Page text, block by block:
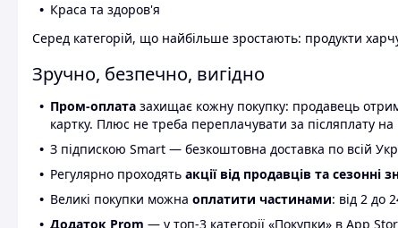
Краса та здоров'я
Серед категорій, що найбільше зростають: продукти
Зручно, безпечно, вигідно
Пром-оплата захищає кожну покупку: продавець
картку. Плюс не треба переплачувати за післяплату на
З підпискою Smart — безкоштовна доставка по всій
Регулярно проходять акції від продавців та сезонні
Великі покупки можна оплатити частинами: від 2 до
Додаток Prom — у топ-3 категорії «Покупки» в App